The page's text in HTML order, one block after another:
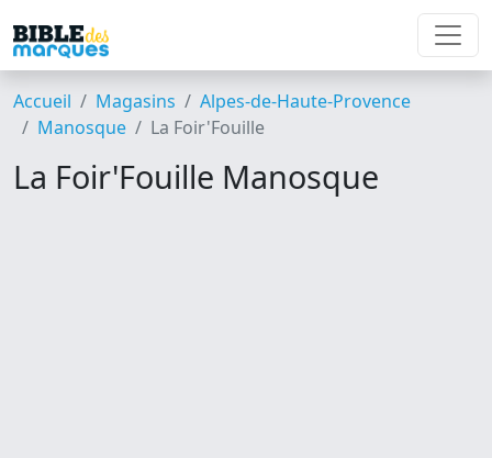
Accueil Magasins
Alpes-de-Haute-Provence
Manosque
La Foir'Fouille
La Foir'Fouille Manosque